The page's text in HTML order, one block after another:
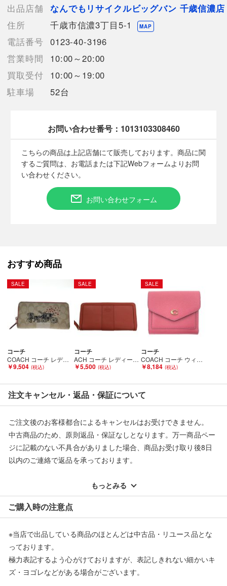
【小銭入れ】1箇所
【カード入れ】12箇所
【内ポケット】
オープンポケット x 3
【付属品】なし
【ランク】Bランク
通常使用による傷や汚れが見受けられる中古品
【詳細備考】
破れやほつれといったダメージはありません。
商品画像に関しては出来る限り忠実に表示出来るよう努めており
ますが、実際の商品と比較し色味に若干の誤差が生じる場合があ
りますこと予めご了承ください。
店頭との併売商品のため、記載に無い細かなキズ、汚れが見受け
られるなど多少商品状態が変化する場合がございます。
の反映が間に合わず欠品となってしまう場合がございます。
売切れの場合は、ご購入をキャンセルさせていただく場合がござ
います。】
【備考/コメント】
程度B
■状態等は画像をご確認・ご参照下さい。
こちらの商品はお客様から買取させていただいた商品であり、
人の手を経た商品です。
■弊社（株式会社オカモト）を装った偽装サイトにご注意くださ
弊社（株式会社オカモト）の商品画像や文章を無断盗用した『偽
装サイト』を確認しておりますが、
当店とは一切関係がございませんのでご注意ください。
出品店舗
なんでもリサイクルビッグバン 千歳信濃店
住所
千歳市信濃3丁目5-1 MAP
電話番号 0123-40-3196
営業時間
10:00～20:00
買取受付
10:00～19:00
駐車場
52台
お問い合わせ番号： 1013103308460
こちらの商品は上記店舗にて販売しております。商品に関
するご質問は、お電話または下記Webフォームよりお問
い合わせください。
お問い合わせフォーム
おすすめ商品
SALE
コーチ
COACH コーチ レディース長財布 シグネチャー ホース キャリッジハート 91571 Bランク
￥9,504
SALE
コーチ
ACH コーチ レディース 長財布 ラウンドファスナー オレンジ Bランク
￥5,500
SALE
コーチ
COACH コーチ ウィン スモールウォレット レザー 三つ折り財布 C2328 ピンク Bランク
￥8,184
注文キャンセル・返品・保証について
ご注文後のお客様都合によるキャンセルはお受けできません。
中古商品のため、原則返品・保証なしとなります。万一商品ペー
ジに記載のない不具合がありました場合、商品お受け取り後8日
以内のご連絡で返品を承っております。
配送料ともに当社負担で対応いたします。
※オンラインストアで購入頂いた商品は、店頭での返品はお受け
できません。また、商品の修理及び交換に関しては承ることがで
返品・交換について
もっとみる
ご購入時の注意点
※当店で出品している商品のほとんどは中古品・リユース品とな
っております。
極力表記するよう心がけておりますが、表記しきれない細かいキ
ズ・ヨゴレなどがある場合がございます。